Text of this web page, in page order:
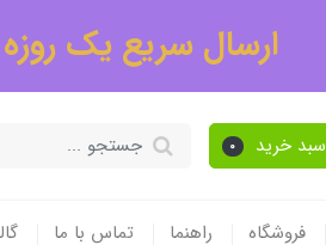
ارسال سریع یک
سبد خرید 0
فروشگاه راهنما تماس با ما